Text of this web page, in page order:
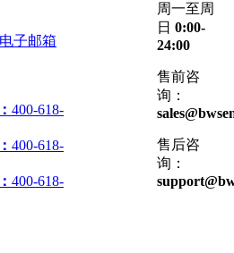
周一至周
日 0:00-
24:00
售前咨
询：
售后咨
询：
电子邮箱
400-618-
400-618-
400-618-